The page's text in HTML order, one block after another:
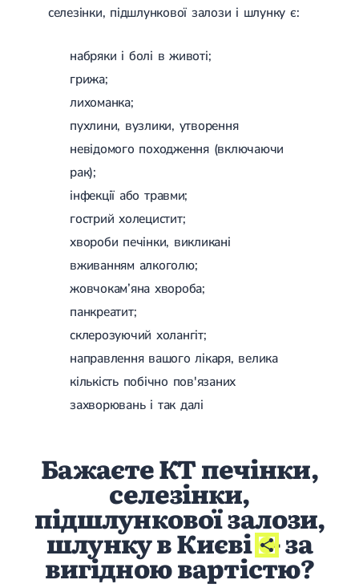
Гострий бронхіт
ГРВІ у дорослих
Ротавірусна інфекція
Терапевтична допомога при вагітності
Ортопедія і травматологія
Асептичний некроз головки стегнової кістки
Асептичний некроз таранної кістки
Епікондиліт
Лікування переломів щиколоток
Лікування переломів плеча
Лікування переломів передпліччя
Лікування переломів кісток тазу
Лікування переломів шийки стегна і стегнової кістки
Лікування переломів гомілки
PRP-терапія
Розрив зв'язок
Розрив зв'язок плечового суглобу
Розрив зв'язок ліктьового суглобу
Розрив зв'язок колінного суглоба
Розрив зв'язок гомілковостопного суглобу
Травми сухожиль та м'язів
селезінки, підшлункової залози і шлунку є:
набряки і болі в животі;
грижа;
лихоманка;
пухлини, вузлики, утворення
невідомого походження (включаючи
рак);
інфекції або травми;
гострий холецистит;
хвороби печінки, викликані
вживанням алкоголю;
жовчокам’яна хвороба;
панкреатит;
склерозуючий холангіт;
направлення вашого лікаря, велика
кількість побічно пов'язаних
захворювань і так далі
Бажаєте КТ печінки,
селезінки,
підшлункової залози,
шлунку в Києві - за
вигідною вартістю?